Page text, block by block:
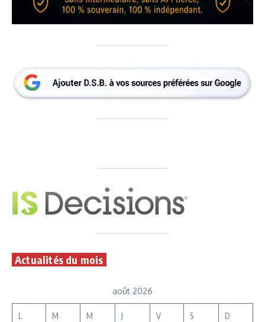
Actualités du mois
août 2026
L M M J V S D